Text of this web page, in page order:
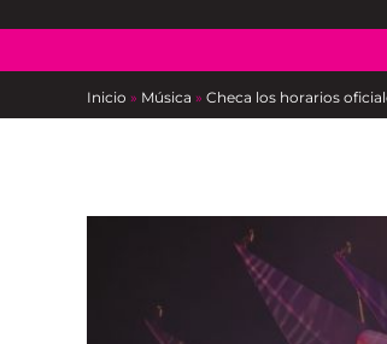
Inicio » Música » Checa los horarios